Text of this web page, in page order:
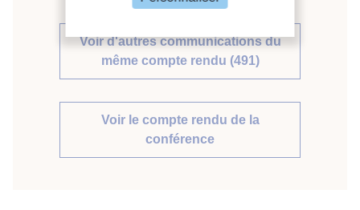
Voir d'autres communications du
même compte rendu (491)
Voir le compte rendu de la
conférence